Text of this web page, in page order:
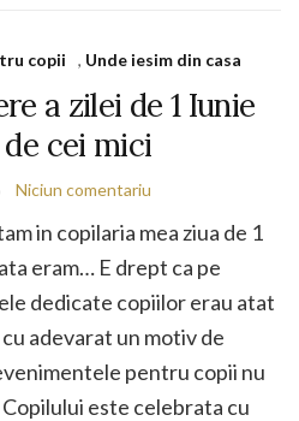
copii , Unde iesim din casa
a zilei de 1 Iunie
cei mici
Niciun comentariu
in copilaria mea ziua de 1
eram… E drept ca pe
dedicate copiilor erau atat
adevarat un motiv de
pentru copii nu
este celebrata cu